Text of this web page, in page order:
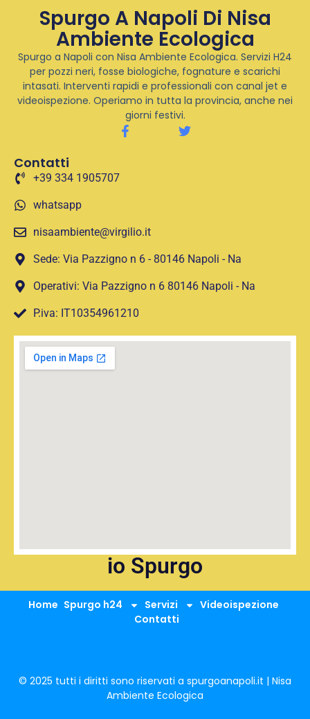
Spurgo A Napoli Di Nisa
Ambiente Ecologica
Spurgo a Napoli con Nisa Ambiente Ecologica. Servizi H24
per pozzi neri, fosse biologiche, fognature e scarichi
intasati. Interventi rapidi e professionali con canal jet e
videoispezione. Operiamo in tutta la provincia, anche nei
giorni festivi.
Contatti
+39 334 1905707
whatsapp
nisaambiente@virgilio.it
Sede: Via Pazzigno n 6 - 80146 Napoli - Na
Operativi: Via Pazzigno n 6 80146 Napoli - Na
P.iva: IT10354961210
io Spurgo
Home Spurgo h24 Servizi
Videoispezione
Contatti
© 2025 tutti i diritti sono riservati a spurgoanapoli.it | Nisa
Ambiente Ecologica